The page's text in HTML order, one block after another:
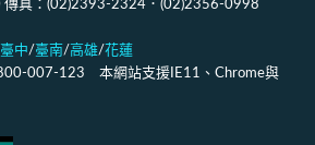
傳真：(02)2393-2324．(02)2356-0998
臺中/臺南/高雄/花蓮
007-123 本網站支援IE11、Chrome與